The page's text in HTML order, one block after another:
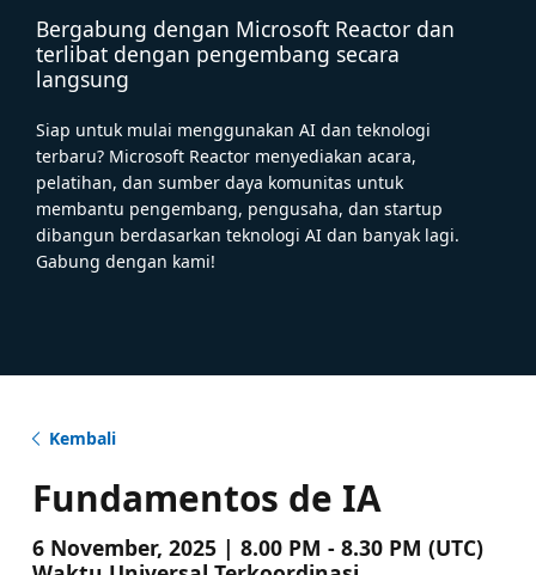
Bergabung dengan Microsoft Reactor dan
terlibat dengan pengembang secara
langsung
Siap untuk mulai menggunakan AI dan teknologi
terbaru? Microsoft Reactor menyediakan acara,
pelatihan, dan sumber daya komunitas untuk
membantu pengembang, pengusaha, dan startup
dibangun berdasarkan teknologi AI dan banyak lagi.
Gabung dengan kami!
Kembali
Fundamentos de IA
6 November, 2025 | 8.00 PM - 8.30 PM (UTC)